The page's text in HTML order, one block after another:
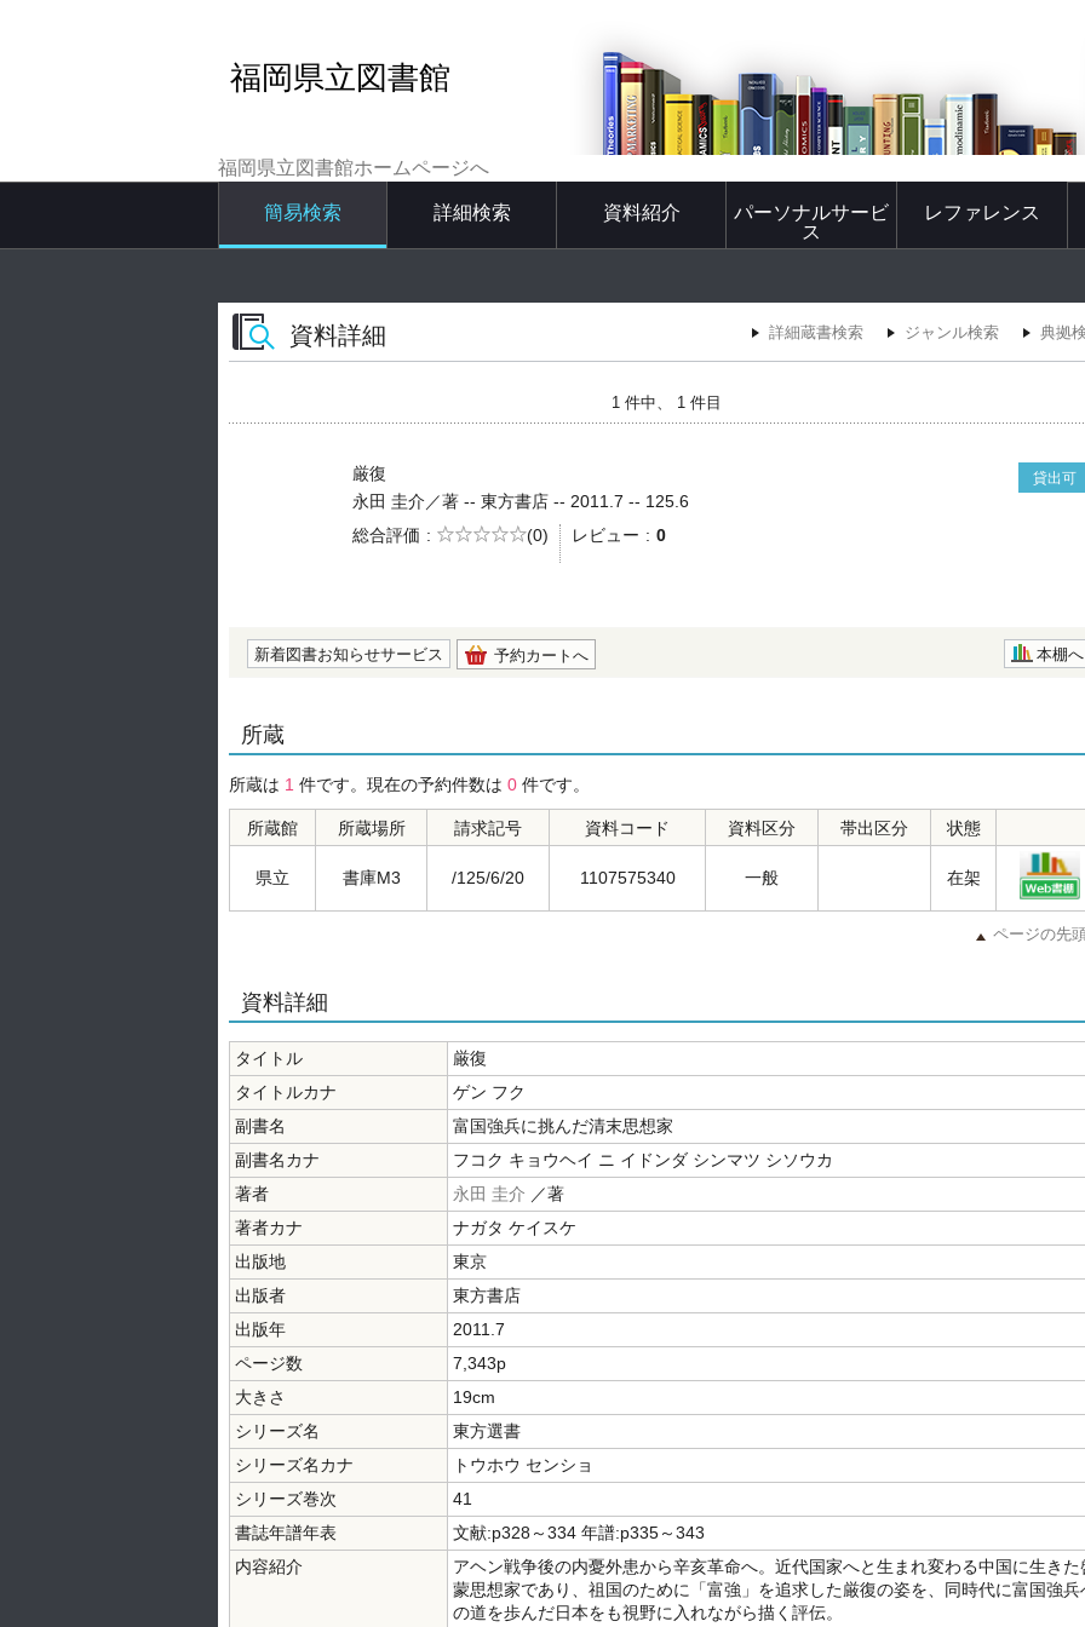
福岡県立図書館
福岡県立図書館ホームページへ
簡易検索 詳細検索 資料紹介
パーソナルサービ
ス
レファレンス
資料詳細 詳細蔵書検索 ジャンル検索 典拠
1 件中、 1 件目
厳復 貸出可
永田 圭介／著 -- 東方書店 -- 2011.7 -- 125.6
総合評価
5段階評価
(0) レビュー 0
新着図書お知らせサービス 予約カートへ 本棚へ
所蔵
所蔵は 1 件です。現在の予約件数は 0 件です。
所蔵館 所蔵場所 請求記号 資料コード 資料区分 帯出区分 状態
県立 書庫M3 /125/6/20 1107575340 一般 在架
ページの先
資料詳細
タイトル
厳復
タイトルカナ
ゲン フク
副書名
富国強兵に挑んだ清末思想家
副書名カナ
フコク キョウヘイ ニ イドンダ シンマツ シソウカ
著者
永田 圭介 ／著
著者カナ
ナガタ ケイスケ
出版地
東京
出版者
東方書店
出版年
2011.7
ページ数
7,343p
大きさ
19cm
シリーズ名
東方選書
シリーズ名カナ
トウホウ センショ
シリーズ巻次
41
書誌年譜年表
文献:p328～334 年譜:p335～343
内容紹介
アヘン戦争後の内憂外患から辛亥革命へ。近代国家へと生まれ変わる中国に生きた
蒙思想家であり、祖国のために「富強」を追求した厳復の姿を、同時代に富国強兵
の道を歩んだ日本をも視野に入れながら描く評伝。